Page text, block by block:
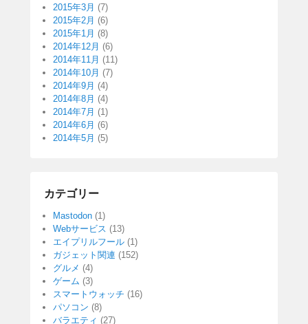
2015年3月 (7)
2015年2月 (6)
2015年1月 (8)
2014年12月 (6)
2014年11月 (11)
2014年10月 (7)
2014年9月 (4)
2014年8月 (4)
2014年7月 (1)
2014年6月 (6)
2014年5月 (5)
カテゴリー
Mastodon (1)
Webサービス (13)
エイプリルフール (1)
ガジェット関連 (152)
グルメ (4)
ゲーム (3)
スマートウォッチ (16)
パソコン (8)
バラエティ (27)